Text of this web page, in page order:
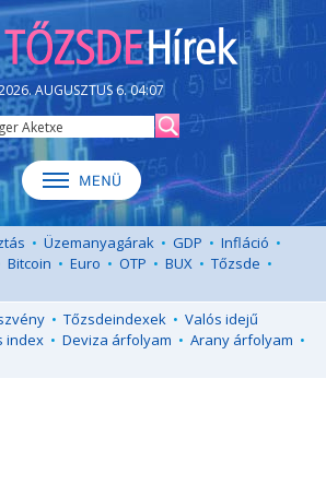
AUGUSZTUS 6. 04:07
• Üzemanyagárak • GDP • Infláció •
Bitcoin • Euro • OTP • BUX • Tőzsde •
• Tőzsdeindexek • Valós idejű
index • Deviza árfolyam • Arany árfolyam •